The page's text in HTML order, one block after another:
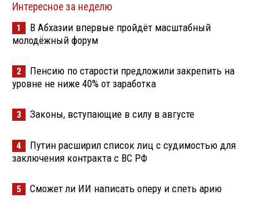
Интересное за неделю
1
В Абхазии впервые пройдёт масштабный
молодёжный форум
2
Пенсию по старости предложили закрепить на
уровне не ниже 40% от заработка
3 Законы, вступающие в силу в августе
4
Путин расширил список лиц с судимостью для
заключения контракта с ВС РФ
5 Сможет ли ИИ написать оперу и спеть арию